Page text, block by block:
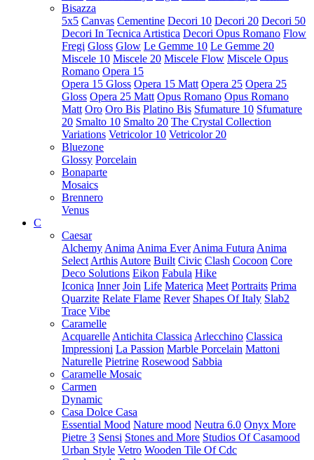
Bisazza
5x5 Canvas Cementine Decori 10 Decori 20 Decori 50
Decori In Tecnica Artistica Decori Opus Romano Flow
Fregi Gloss Glow Le Gemme 10 Le Gemme 20
Miscele 10 Miscele 20 Miscele Flow Miscele Opus
Romano Opera 15
Opera 15 Gloss Opera 15 Matt Opera 25 Opera 25
Gloss Opera 25 Matt Opus Romano Opus Romano
Matt Oro Oro Bis Platino Bis Sfumature 10 Sfumature
20 Smalto 10 Smalto 20 The Crystal Collection
Variations Vetricolor 10 Vetricolor 20
Bluezone
Glossy Porcelain
Bonaparte
Mosaics
Brennero
Venus
C
Caesar
Alchemy Anima Anima Ever Anima Futura Anima
Select Arthis Autore Built Civic Clash Cocoon Core
Deco Solutions Eikon Fabula Hike
Iconica Inner Join Life Materica Meet Portraits Prima
Quarzite Relate Flame Rever Shapes Of Italy Slab2
Trace Vibe
Caramelle
Acquarelle Antichita Classica Arlecchino Classica
Impressioni La Passion Marble Porcelain Mattoni
Naturelle Pietrine Rosewood Sabbia
Caramelle Mosaic
Carmen
Dynamic
Casa Dolce Casa
Essential Mood Nature mood Neutra 6.0 Onyx More
Pietre 3 Sensi Stones and More Studios Of Casamood
Urban Style Vetro Wooden Tile Of Cdc